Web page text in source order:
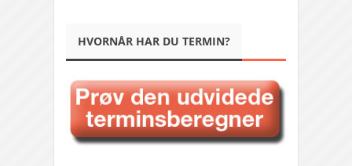
HVORNÅR HAR DU TERMIN?